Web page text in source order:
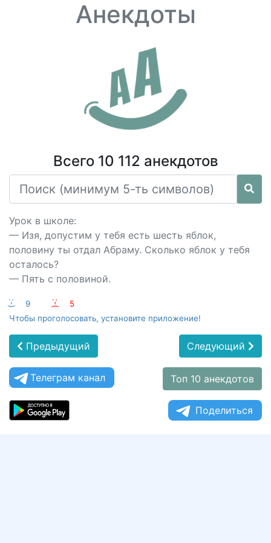
Анекдоты
Всего 10 112 анекдотов
Урок в школе:
— Изя, допустим у тебя есть шесть яблок,
половину ты отдал Абраму. Сколько яблок у тебя
осталось?
— Пять с половиной.
:-) 9 :-(
5
Чтобы проголосовать, установите приложение!
Предыдущий Следующий
Телеграм канал Топ 10 анекдотов
Поделиться